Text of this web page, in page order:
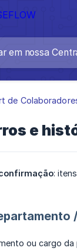
de
e
:
ou cargo da